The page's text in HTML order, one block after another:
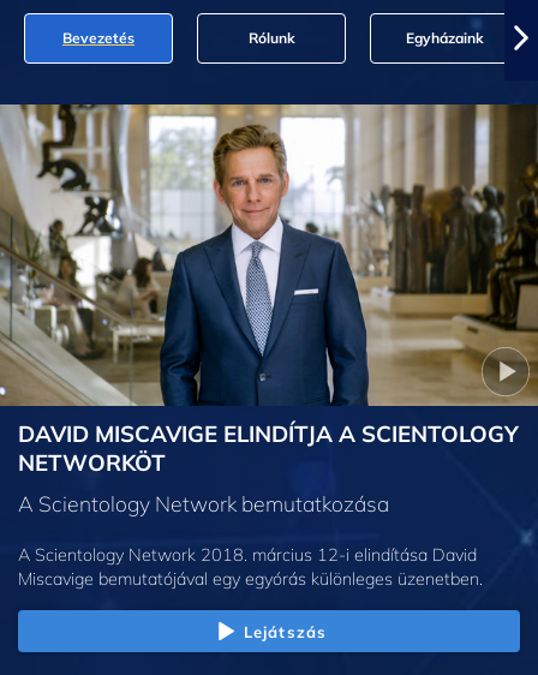
Bevezetés Rólunk Egyházaink
DAVID MISCAVIGE ELINDÍTJA A SCIENTOLOGY
NETWORKÖT
A Scientology Network bemutatkozása
A Scientology Network 2018. március 12-i elindítása David
Miscavige bemutatójával egy egyórás különleges üzenetben.
Lejátszás